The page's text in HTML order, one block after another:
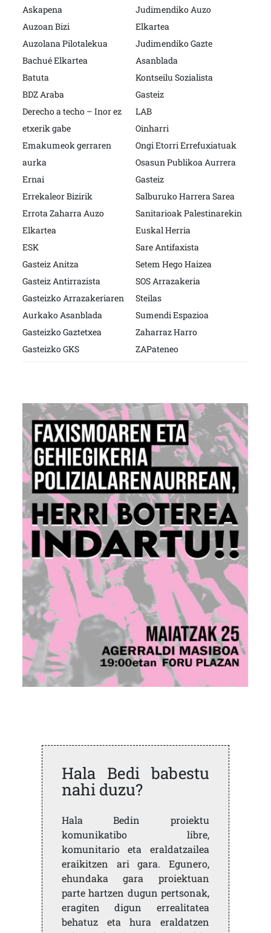
Askapena
Auzoan Bizi
Auzolana Pilotalekua
Bachué Elkartea
Batuta
BDZ Araba
Derecho a techo – Inor ez
etxerik gabe
Emakumeok gerraren
aurka
Ernai
Errekaleor Bizirik
Errota Zaharra Auzo
Elkartea
ESK
Gasteiz Anitza
Gasteiz Antirrazista
Gasteizko Arrazakeriaren
Aurkako Asanblada
Gasteizko Gaztetxea
Gasteizko GKS
Judimendiko Auzo
Elkartea
Judimendiko Gazte
Asanblada
Kontseilu Sozialista
Gasteiz
LAB
Oinharri
Ongi Etorri Errefuxiatuak
Osasun Publikoa Aurrera
Gasteiz
Salburuko Harrera Sarea
Sanitarioak Palestinarekin
Euskal Herria
Sare Antifaxista
Setem Hego Haizea
SOS Arrazakeria
Steilas
Sumendi Espazioa
Zaharraz Harro
ZAPateneo
Hala Bedi babestu
nahi duzu?
Hala Bedin proiektu
komunikatibo libre,
komunitario eta eraldatzailea
eraikitzen ari gara. Egunero,
ehundaka gara proiektuan
parte hartzen dugun pertsonak,
eragiten digun errealitatea
behatuz eta hura eraldatzen